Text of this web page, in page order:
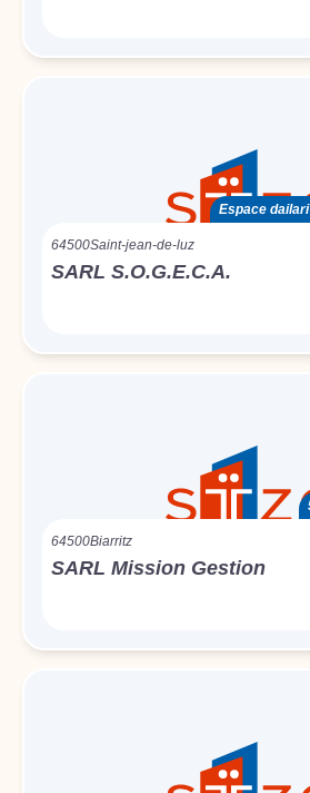
Espace
64500Saint-jean-de-luz
SARL S.O.G.E.C.A.
64500Biarritz
SARL Mission Gestion